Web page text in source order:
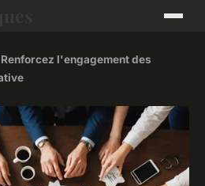
Renforcez l'engagement des